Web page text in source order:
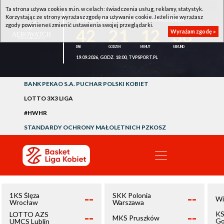
1KS ŚLĘZA WROCŁAW - LOTTO AZS UMCS LUBLIN
36
19.09.2026, GODZ. 18:00, TVPSPORT.PL
BANK PEKAO S.A. PUCHAR POLSKI KOBIET
LOTTO 3X3 LIGA
#HWHR
STANDARDY OCHRONY MAŁOLETNICH PZKOSZ
1KS Ślęza
Wrocław
--
LOTTO AZS
UMCS Lublin
--
SKK Polonia
Warszawa
--
MKS Pruszków --
Ta strona używa cookies m.in. w celach: świadczenia usług, reklamy, statystyk.
Korzystając ze strony wyrażasz zgodę na używanie cookie. Jeżeli nie wyrażasz
zgody powinieneś zmienić ustawienia swojej przeglądarki.
Wyrażam zgodę »